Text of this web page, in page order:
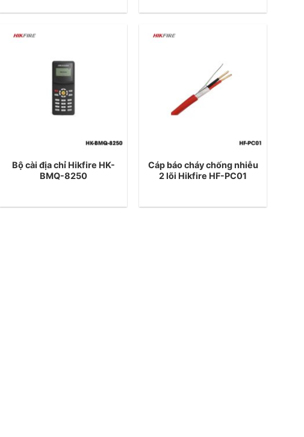
Bộ cài địa chỉ Hikfire HK-
BMQ-8250
Cáp báo cháy chống nhiễu
2 lõi Hikfire HF-PC01